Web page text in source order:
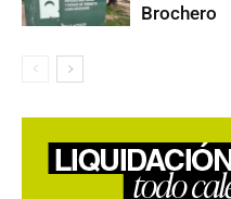
Brochero